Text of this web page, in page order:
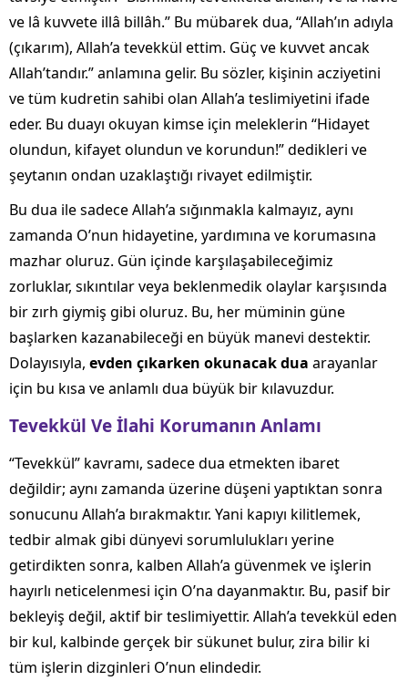
ve lâ kuvvete illâ billâh.” Bu mübarek dua, “Allah’ın adıyla
(çıkarım), Allah’a tevekkül ettim. Güç ve kuvvet ancak
Allah’tandır.” anlamına gelir. Bu sözler, kişinin acziyetini
ve tüm kudretin sahibi olan Allah’a teslimiyetini ifade
eder. Bu duayı okuyan kimse için meleklerin “Hidayet
olundun, kifayet olundun ve korundun!” dedikleri ve
şeytanın ondan uzaklaştığı rivayet edilmiştir.
Bu dua ile sadece Allah’a sığınmakla kalmayız, aynı
zamanda O’nun hidayetine, yardımına ve korumasına
mazhar oluruz. Gün içinde karşılaşabileceğimiz
zorluklar, sıkıntılar veya beklenmedik olaylar karşısında
bir zırh giymiş gibi oluruz. Bu, her müminin güne
başlarken kazanabileceği en büyük manevi destektir.
Dolayısıyla, evden çıkarken okunacak dua arayanlar
için bu kısa ve anlamlı dua büyük bir kılavuzdur.
Tevekkül Ve İlahi Korumanın Anlamı
“Tevekkül” kavramı, sadece dua etmekten ibaret
değildir; aynı zamanda üzerine düşeni yaptıktan sonra
sonucunu Allah’a bırakmaktır. Yani kapıyı kilitlemek,
tedbir almak gibi dünyevi sorumlulukları yerine
getirdikten sonra, kalben Allah’a güvenmek ve işlerin
hayırlı neticelenmesi için O’na dayanmaktır. Bu, pasif bir
bekleyiş değil, aktif bir teslimiyettir. Allah’a tevekkül eden
bir kul, kalbinde gerçek bir sükunet bulur, zira bilir ki
tüm işlerin dizginleri O’nun elindedir.